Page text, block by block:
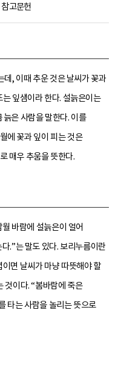
참고문헌
데, 이때 추운 것은 날씨가 꽃과
잎샘이라 한다. 설늙은이는
은 사람을 말한다. 이를
에 꽃과 잎이 피는 것은
매우 추움을 뜻한다.
바람에 설늙은이 얼어
.”는 말도 있다. 보리누름이란
면 날씨가 마냥 따뜻해야 할
것이다. “봄바람에 죽은
타는 사람을 놀리는 뜻으로